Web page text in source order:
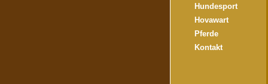
Hundesport
Hovawart
Pferde
Kontakt